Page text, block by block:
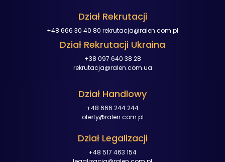
Dział Rekrutacji
+48 666 30 40 80 rekrutacja@ralen.com.pl
Dział Rekrutacji Ukraina
+38 097 640 38 28
rekrutacja@ralen.com.ua
Dział Handlowy
+48 666 244 244
oferty@ralen.com.pl
Dział Legalizacji
+48 517 463 154